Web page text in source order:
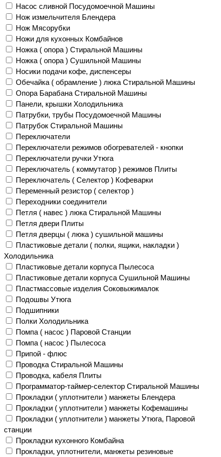
Насос сливной Посудомоечной Машины
Нож измельчителя Блендера
Нож Мясорубки
Ножи для кухонных Комбайнов
Ножка ( опора ) Стиральной Машины
Ножка ( опора ) Сушильной Машины
Носики подачи кофе, диспенсеры
Обечайка ( обрамление ) люка Стиральной Машины
Опора Барабана Стиральной Машины
Панели, крышки Холодильника
Патрубки, трубы Посудомоечной Машины
Патрубок Стиральной Машины
Переключатели
Переключатели режимов обогревателей - кнопки
Переключатели ручки Утюга
Переключатель ( коммутатор ) режимов Плиты
Переключатель ( Селектор ) Кофеварки
Переменный резистор ( селектор )
Переходники соединители
Петля ( навес ) люка Стиральной Машины
Петля двери Плиты
Петля дверцы ( люка ) сушильной машины
Пластиковые детали ( полки, ящики, накладки )
Холодильника
Пластиковые детали корпуса Пылесоса
Пластиковые детали корпуса Сушильной Машины
Пластмассовые изделия Соковыжималок
Подошвы Утюга
Подшипники
Полки Холодильника
Помпа ( насос ) Паровой Станции
Помпа ( насос ) Пылесоса
Припой - флюс
Проводка Стиральной Машины
Проводка, кабеля Плиты
Программатор-таймер-селектор Стиральной Машины
Прокладки ( уплотнители ) манжеты Блендера
Прокладки ( уплотнители ) манжеты Кофемашины
Прокладки ( уплотнители ) манжеты Утюга, Паровой
станции
Прокладки кухонного Комбайна
Прокладки, уплотнители, манжеты резиновые